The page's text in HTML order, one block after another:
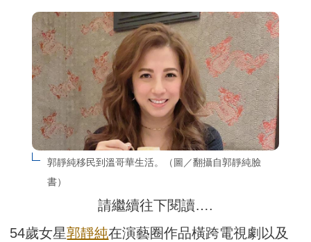
郭靜純移民到溫哥華生活。（圖／翻攝自郭靜純臉
書）
請繼續往下閱讀….
54歲女星郭靜純在演藝圈作品橫跨電視劇以及